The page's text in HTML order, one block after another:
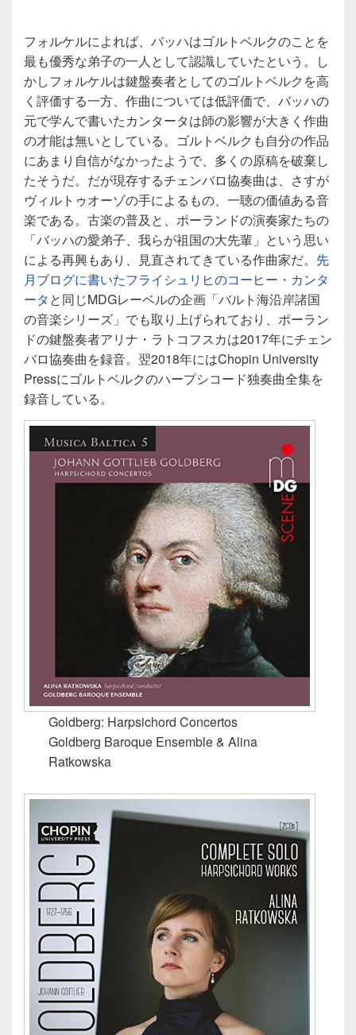
フォルケルによれば、バッハはゴルトベルクのことを
最も優秀な弟子の一人として認識していたという。し
かしフォルケルは鍵盤奏者としてのゴルトベルクを高
く評価する一方、作曲については低評価で、バッハの
元で学んで書いたカンタータは師の影響が大きく作曲
の才能は無いとしている。ゴルトベルクも自分の作品
にあまり自信がなかったようで、多くの原稿を破棄し
たそうだ。だが現存するチェンバロ協奏曲は、さすが
ヴィルトゥオーゾの手によるもの、一聴の価値ある音
楽である。古楽の普及と、ポーランドの演奏家たちの
「バッハの愛弟子、我らが祖国の大先輩」という思い
による再興もあり、見直されてきている作曲家だ。 先
月ブログに書いたフライシュリヒのコーヒー・カンタ
ータと同じMDGレーベルの企画「バルト海沿岸諸国
の音楽シリーズ」でも取り上げられており、ポーラン
ドの鍵盤奏者アリナ・ラトコフスカは2017年にチェン
バロ協奏曲を録音。翌2018年にはChopin University
Pressにゴルトベルクのハープシコード独奏曲全集を
録音している。
Goldberg: Harpsichord Concertos
Goldberg Baroque Ensemble & Alina
Ratkowska